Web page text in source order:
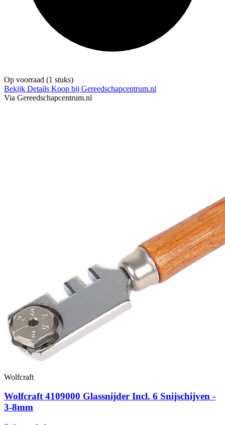
Op voorraad (1 stuks)
Bekijk Details Koop bij Gereedschapcentrum.nl
Via Gereedschapcentrum.nl
Wolfcraft
Wolfcraft 4109000 Glassnijder Incl. 6 Snijschijven -
3-8mm